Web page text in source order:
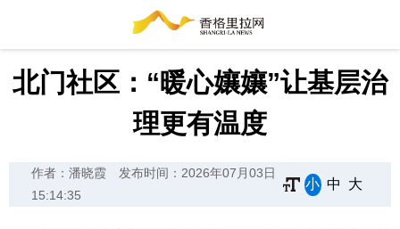
北门社区：“暖心孃孃”让基层治
理更有温度
作者：潘晓霞
发布时间：2026年07月03日
15:14:35
小 中 大